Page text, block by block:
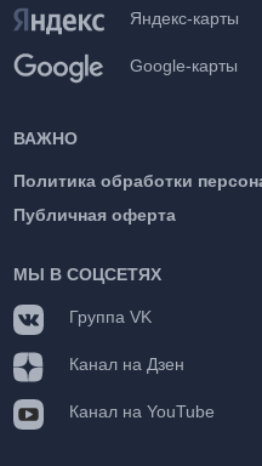
Яндекс-карты
Google-карты
ВАЖНО
Политика обработки
Публичная оферта
МЫ В СОЦСЕТЯХ
Группа VK
Канал на Дзен
Канал на YouTube